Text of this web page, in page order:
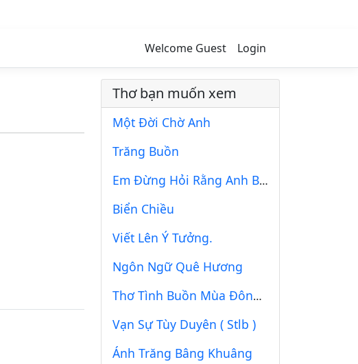
Welcome Guest Login
Thơ bạn muốn xem
Một Đời Chờ Anh
Trăng Buồn
Em Đừng Hỏi Rằng Anh Bao Nhiêu Tuổi
Biển Chiều
Viết Lên Ý Tưởng.
Ngôn Ngữ Quê Hương
Thơ Tình Buồn Mùa Đông ?❄
Vạn Sự Tùy Duyên ( Stlb )
Ánh Trăng Bâng Khuâng